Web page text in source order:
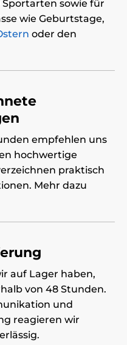
Sportarten sowie für
wie Geburtstage,
oder den
empfehlen uns
hochwertige
praktisch
Mehr dazu
auf Lager haben,
von 48 Stunden.
und
reagieren wir